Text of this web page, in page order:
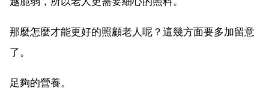
那麼怎麼才能更好的照顧老人呢？這幾方面要多加留意
了。
足夠的營養。